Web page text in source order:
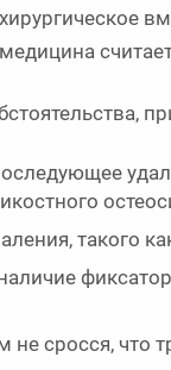
такого
сросся, что